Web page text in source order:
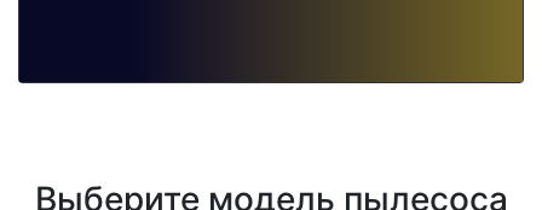
Выберите модель пылесоса